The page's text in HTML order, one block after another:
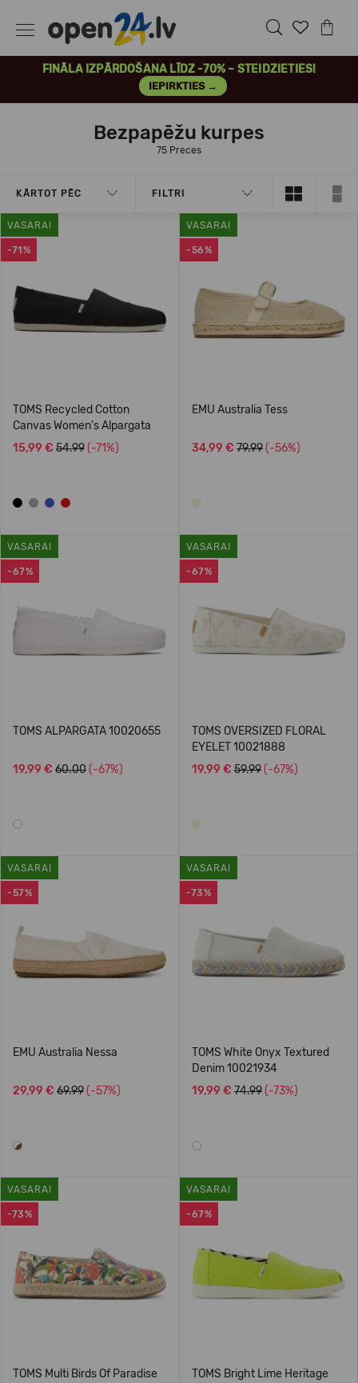
FINĀLA IZPĀRDOŠANA LĪDZ -70% – STEIDZIETIES!
IEPIRKTIES →
Bezpapēžu kurpes
75 Preces
KĀRTOT PĒC FILTRI
-71%
VASARAI
TOMS Recycled Cotton
Canvas Women's Alpargata
15,99 € 54.99 (-71%)
-56%
VASARAI
EMU Australia Tess
34,99 € 79.99 (-56%)
-67%
VASARAI
TOMS ALPARGATA 10020655
19,99 € 60.00 (-67%)
-67%
VASARAI
TOMS OVERSIZED FLORAL
EYELET 10021888
19,99 € 59.99 (-67%)
-57%
VASARAI
EMU Australia Nessa
29,99 € 69.99 (-57%)
-73%
VASARAI
TOMS White Onyx Textured
Denim 10021934
19,99 € 74.99 (-73%)
-73%
VASARAI
TOMS Multi Birds Of Paradise
-67%
VASARAI
TOMS Bright Lime Heritage